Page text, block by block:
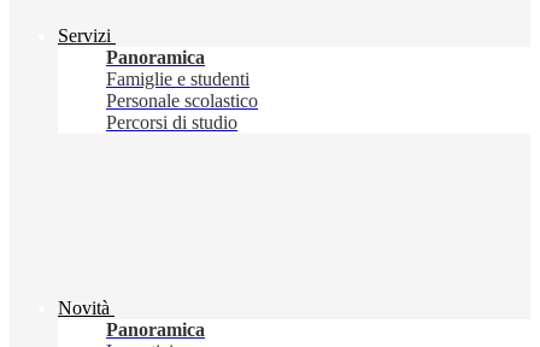
Servizi
Panoramica
Famiglie e studenti
Personale scolastico
Percorsi di studio
Novità
Panoramica